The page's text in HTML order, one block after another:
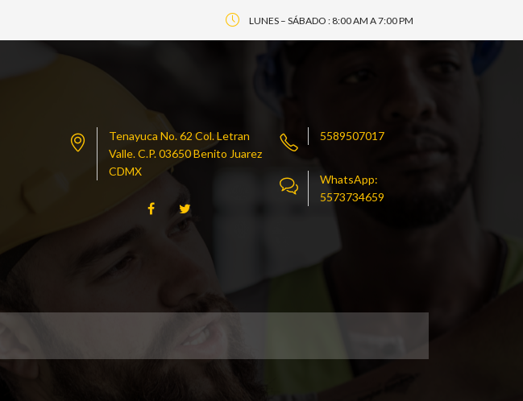
LUNES – SÁBADO : 8:00 AM A 7:00 PM
Tenayuca No. 62 Col. Letran
Valle. C.P. 03650 Benito Juarez
CDMX
5589507017
WhatsApp:
5573734659